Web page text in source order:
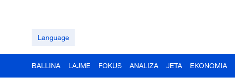
Language
BALLINA LAJME FOKUS ANALIZA JETA EKONOMIA